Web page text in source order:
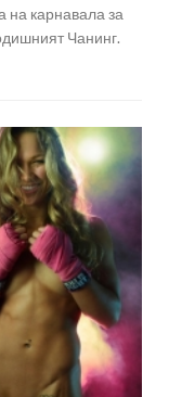
на карнавала за
Чанинг.